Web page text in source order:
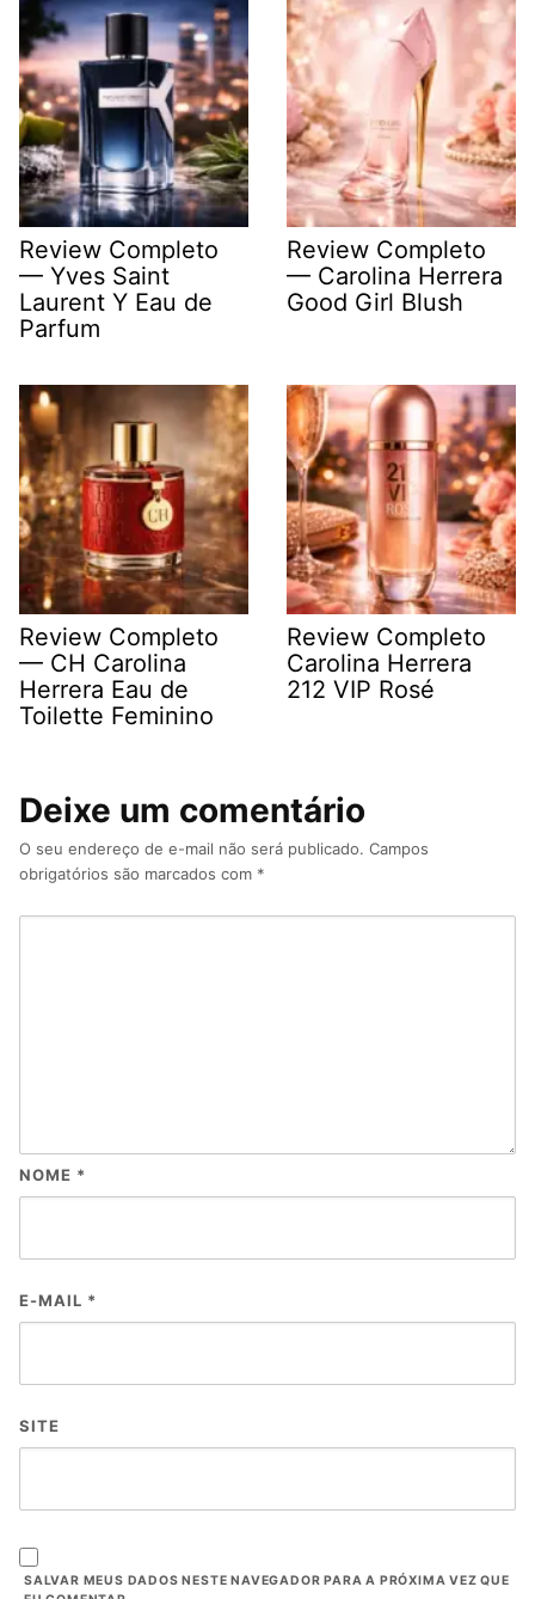
Review Completo
— Yves Saint
Laurent Y Eau de
Parfum
Review Completo
— Carolina Herrera
Good Girl Blush
Review Completo
— CH Carolina
Herrera Eau de
Toilette Feminino
Review Completo
Carolina Herrera
212 VIP Rosé
Deixe um comentário
O seu endereço de e-mail não será publicado. Campos
obrigatórios são marcados com *
NOME *
E-MAIL *
SITE
SALVAR MEUS DADOS NESTE NAVEGADOR PARA A PRÓXIMA VEZ QUE